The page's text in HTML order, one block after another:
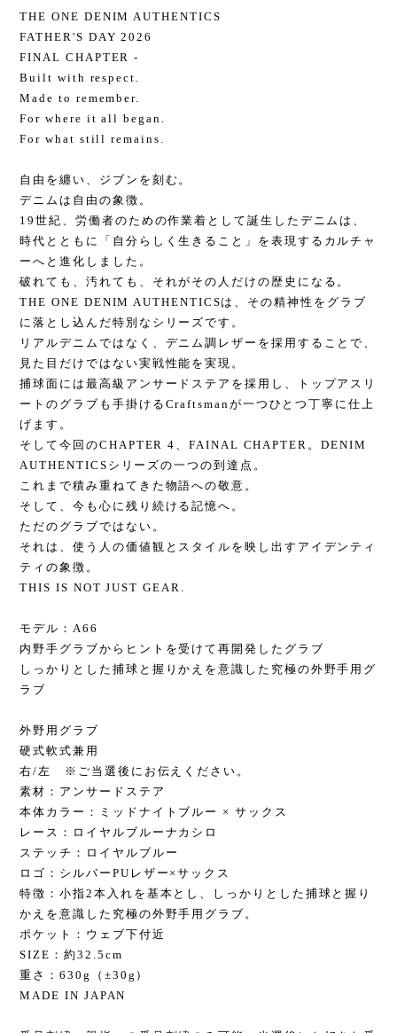
THE ONE DENIM AUTHENTICS
FATHER'S DAY 2026
FINAL CHAPTER -
Built with respect.
Made to remember.
For where it all began.
For what still remains.
自由を纏い、ジブンを刻む。
デニムは自由の象徴。
19世紀、労働者のための作業着として誕生したデニムは、
時代とともに「自分らしく生きること」を表現するカルチャ
ーへと進化しました。
破れても、汚れても、それがその人だけの歴史になる。
THE ONE DENIM AUTHENTICSは、その精神性をグラブ
に落とし込んだ特別なシリーズです。
リアルデニムではなく、デニム調レザーを採用することで、
見た目だけではない実戦性能を実現。
捕球面には最高級アンサードステアを採用し、トップアスリ
ートのグラブも手掛けるCraftsmanが一つひとつ丁寧に仕上
げます。
そして今回のCHAPTER 4、FAINAL CHAPTER。DENIM
AUTHENTICSシリーズの一つの到達点。
これまで積み重ねてきた物語への敬意。
そして、今も心に残り続ける記憶へ。
ただのグラブではない。
それは、使う人の価値観とスタイルを映し出すアイデンティ
ティの象徴。
THIS IS NOT JUST GEAR.
モデル：A66
内野手グラブからヒントを受けて再開発したグラブ
しっかりとした捕球と握りかえを意識した究極の外野手用グ
ラブ
外野用グラブ
硬式軟式兼用
右/左 ※ご当選後にお伝えください。
素材：アンサードステア
本体カラー：ミッドナイトブルー × サックス
レース：ロイヤルブルーナカシロ
ステッチ：ロイヤルブルー
ロゴ：シルバーPUレザー×サックス
特徴：小指2本入れを基本とし、しっかりとした捕球と握り
かえを意識した究極の外野手用グラブ。
ポケット：ウェブ下付近
SIZE：約32.5cm
重さ：630g（±30g）
MADE IN JAPAN